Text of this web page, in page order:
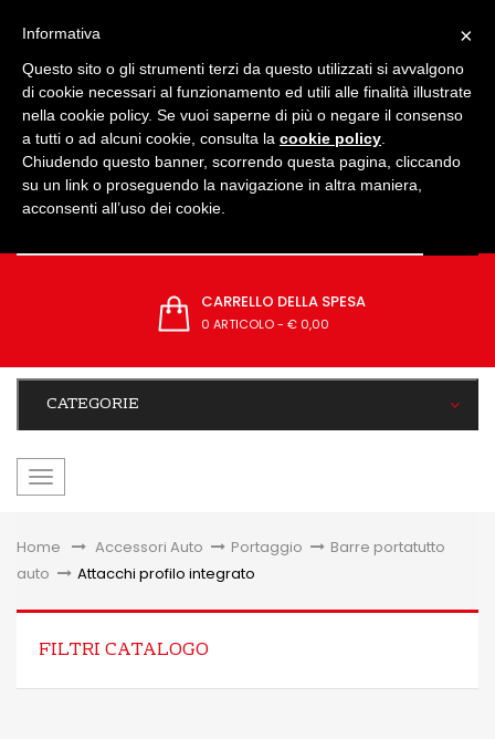
CARRELLO DELLA SPESA
0 ARTICOLO- € 0,00
CATEGORIE
navigazione
Home &gt;Accessori Auto > Portaggio >
Barre portatutto
auto > Attacchi profilo integrato
FILTRI CATALOGO
×
Informativa
Questo sito o gli strumenti terzi da questo utilizzati si avvalgono
di cookie necessari al funzionamento ed utili alle finalità illustrate
nella cookie policy. Se vuoi saperne di più o negare il consenso
a tutti o ad alcuni cookie, consulta la cookie policy
Chiudendo questo banner, scorrendo questa pagina, cliccando
su un link o proseguendo la navigazione in altra maniera,
acconsenti all’uso dei cookie.